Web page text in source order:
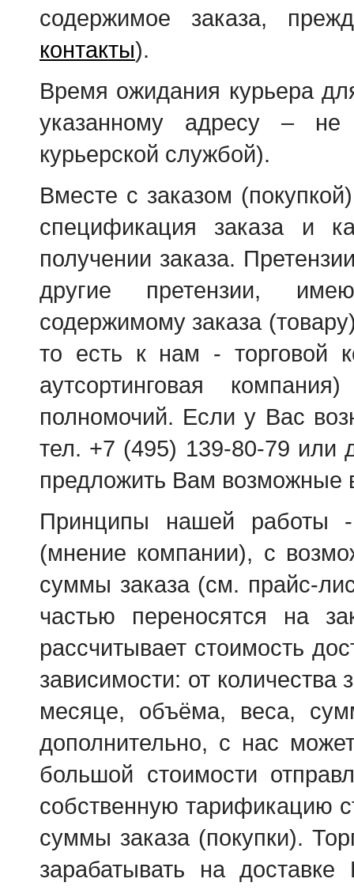
содержимое заказа,
контакты).
Время ожидания курьера
указанному адресу –
курьерской службой).
Вместе с заказом
спецификация заказа и
получении заказа.
другие претензии,
содержимому заказа
то есть к нам - торговой
аутсортинговая
полномочий. Если у Вас
тел. +7 (495) 139-80-79 или
предложить Вам
Принципы нашей работы
(мнение компании), с
суммы заказа (см. прайс-
частью переносятся на
рассчитывает стоимость
зависимости: от
месяце, объёма, веса,
дополнительно, с нас
большой стоимости
собственную тарификацию
суммы заказа (покупки).
зарабатывать на